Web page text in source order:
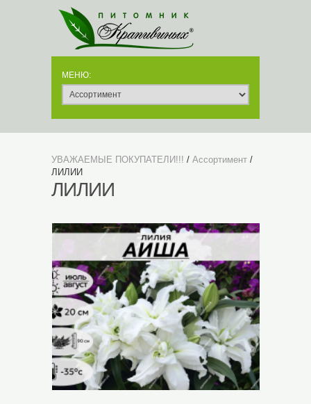
УВАЖАЕМЫЕ ПОКУПАТЕЛИ!!! / Ассортимент /
ЛИЛИИ
ЛИЛИИ